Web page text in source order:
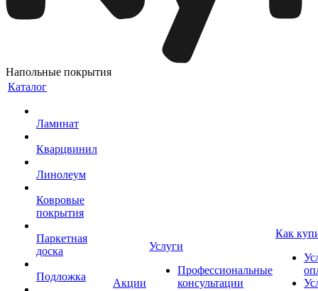
Напольные покрытия
Каталог
Ламинат
Кварцвинил
Линолеум
Ковровые
покрытия
Паркетная
доска
Подложка
Акции
Услуги
Профессиональные
консультации
Как